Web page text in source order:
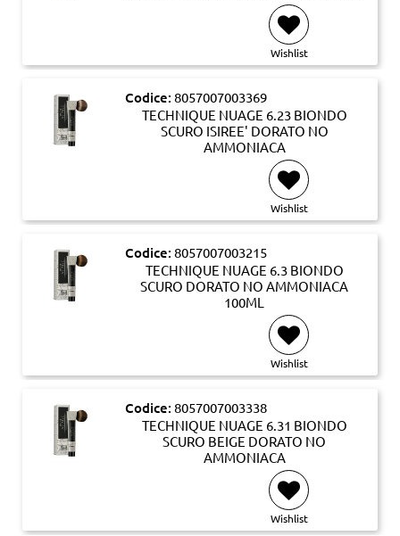
Wishlist
Codice: 8057007003369
TECHNIQUE NUAGE 6.23 BIONDO
SCURO ISIREE' DORATO NO
AMMONIACA
Wishlist
Codice: 8057007003215
TECHNIQUE NUAGE 6.3 BIONDO
SCURO DORATO NO AMMONIACA
100ML
Wishlist
Codice: 8057007003338
TECHNIQUE NUAGE 6.31 BIONDO
SCURO BEIGE DORATO NO
AMMONIACA
Wishlist